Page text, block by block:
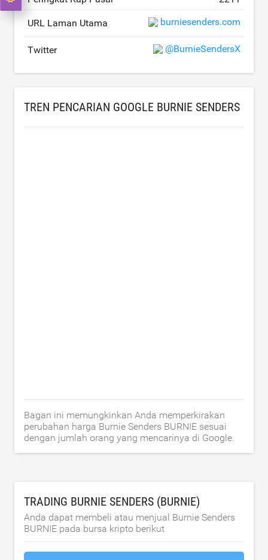
URL Laman Utama burniesenders.com
Twitter @BurnieSendersX
TREN PENCARIAN GOOGLE BURNIE SENDERS
Bagan ini memungkinkan Anda memperkirakan
perubahan harga Burnie Senders BURNIE sesuai
dengan jumlah orang yang mencarinya di Google.
TRADING BURNIE SENDERS (BURNIE)
Anda dapat membeli atau menjual Burnie Senders
BURNIE pada bursa kripto berikut